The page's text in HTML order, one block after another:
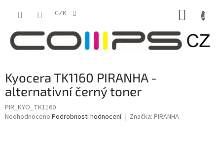
CZK
Kyocera TK1160 PIRANHA -
alternativní černý toner
PIR_KYO_TK1160
Průměrné
Neohodnoceno Podrobnosti hodnocení Značka: PIRANHA